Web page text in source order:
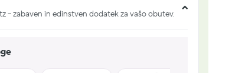
– zabaven in edinstven dodatek za vašo obutev.